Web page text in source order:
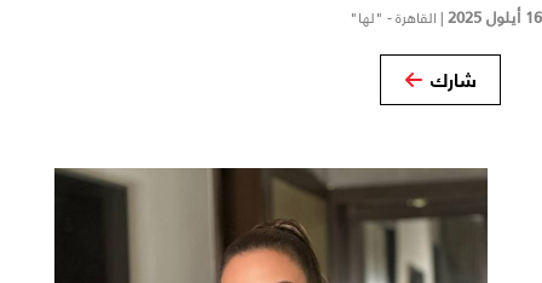
16 أيلول 2025 | القاهرة - "لها"
شارك